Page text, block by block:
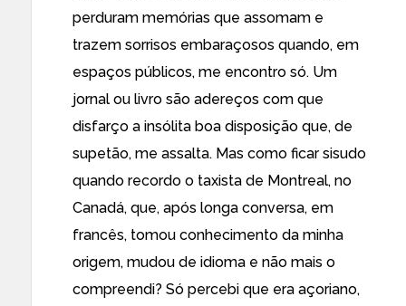
perduram memórias que assomam e
trazem sorrisos embaraçosos quando, em
espaços públicos, me encontro só. Um
jornal ou livro são adereços com que
disfarço a insólita boa disposição que, de
supetão, me assalta. Mas como ficar sisudo
quando recordo o taxista de Montreal, no
Canadá, que, após longa conversa, em
francês, tomou conhecimento da minha
origem, mudou de idioma e não mais o
compreendi? Só percebi que era açoriano,